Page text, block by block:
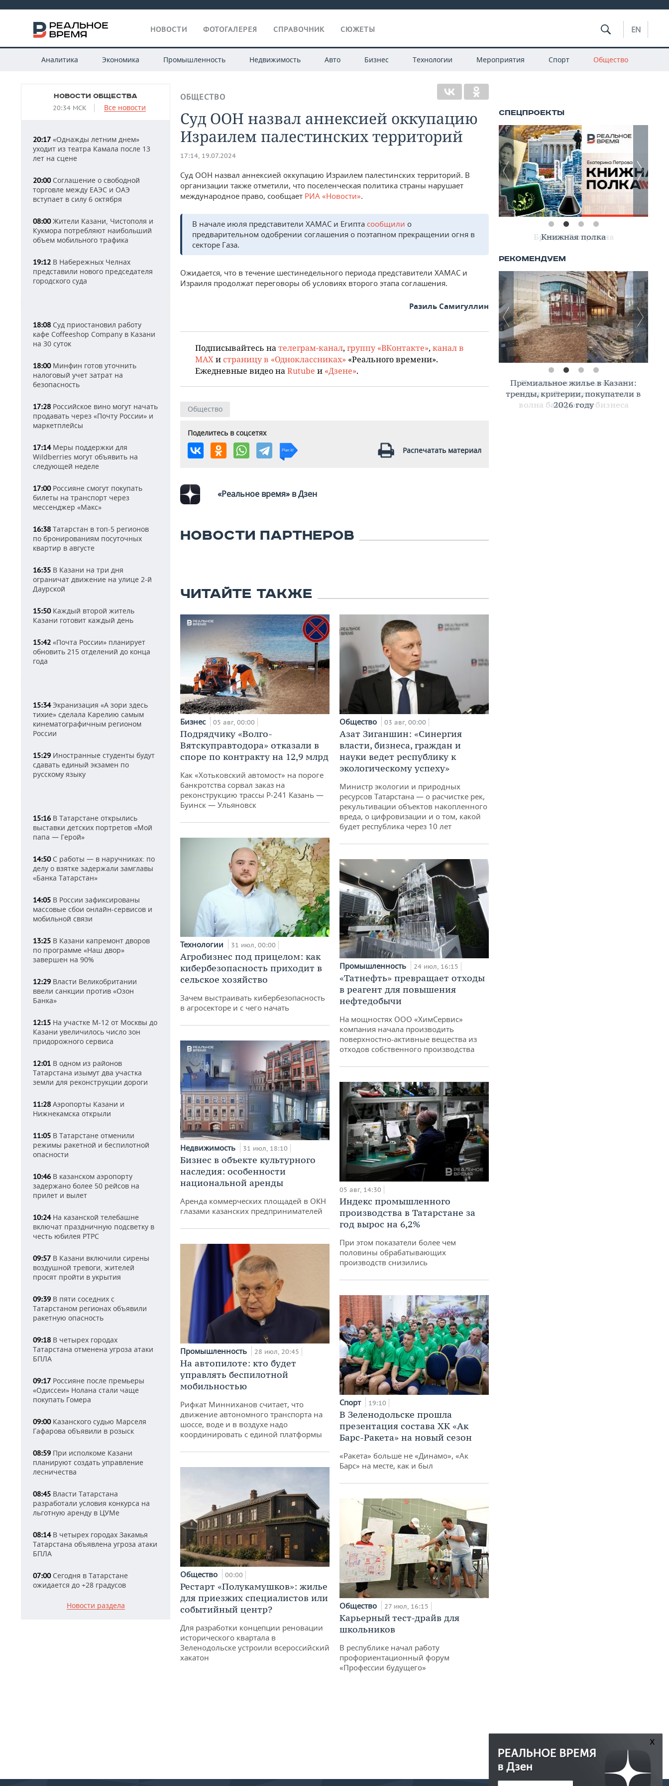
НОВОСТИ ФОТОГАЛЕРЕЯ СПРАВОЧНИК СЮЖЕТЫ EN
Аналитика Экономика Промышленность Недвижимость Авто Бизнес Технологии Мероприятия Спорт Общество
НОВОСТИ ОБЩЕСТВА
20:34 МСК Все новости
20:17 «Однажды летним днем»
уходит из театра Камала после 13
лет на сцене
20:00Соглашение о свободной
торговле между ЕАЭС и ОАЭ
вступает в силу 6 октября
08:00Жители Казани, Чистополя и
Кукмора потребляют наибольший
объем мобильного трафика
19:12 В Набережных Челнах
представили нового председателя
городского суда
18:08 Суд приостановил работу
кафе Coffeeshop Company в Казани
на 30 суток
18:00Минфин готов уточнить
налоговый учет затрат на
безопасность
17:28 Российское вино могут начать
продавать через «Почту России» и
маркетплейсы
17:14Меры поддержки для
Wildberries могут объявить на
следующей неделе
17:00Россияне смогут покупать
билеты на транспорт через
мессенджер «Макс»
16:38 Татарстан в топ-5 регионов
по бронированиям посуточных
квартир в августе
16:35 В Казани на три дня
ограничат движение на улице 2-й
Даурской
15:50Каждый второй житель
Казани готовит каждый день
15:42 «Почта России» планирует
обновить 215 отделений до конца
года
15:34Экранизация «А зори здесь
тихие» сделала Карелию самым
кинематографичным регионом
России
15:29 Иностранные студенты будут
сдавать единый экзамен по
русскому языку
15:16 В Татарстане открылись
выставки детских портретов «Мой
папа — Герой»
14:50С работы — в наручниках: по
делу о взятке задержали замглавы
«Банка Татарстан»
14:05 В России зафиксированы
массовые сбои онлайн-сервисов и
мобильной связи
13:25 В Казани капремонт дворов
по программе «Наш двор»
завершен на 90%
12:29 Власти Великобритании
ввели санкции против «Озон
Банка»
12:15 На участке М-12 от Москвы до
Казани увеличилось число зон
придорожного сервиса
12:01 В одном из районов
Татарстана изымут два участка
земли для реконструкции дороги
11:28 Аэропорты Казани и
Нижнекамска открыли
11:05 В Татарстане отменили
режимы ракетной и беспилотной
опасности
10:46 В казанском аэропорту
задержано более 50 рейсов на
прилет и вылет
10:24На казанской телебашне
включат праздничную подсветку в
честь юбилея РТРС
09:57 В Казани включили сирены
воздушной тревоги, жителей
просят пройти в укрытия
09:39 В пяти соседних с
Татарстаном регионах объявили
ракетную опасность
09:18 В четырех городах
Татарстана отменена угроза атаки
БПЛА
09:17 Россияне после премьеры
«Одиссеи» Нолана стали чаще
покупать Гомера
09:00Казанского судью Марселя
Гафарова объявили в розыск
08:59 При исполкоме Казани
планируют создать управление
лесничества
08:45 Власти Татарстана
разработали условия конкурса на
льготную аренду в ЦУМе
08:14В четырех городах Закамья
Татарстана объявлена угроза атаки
БПЛА
07:00Сегодня в Татарстане
ожидается до +28 градусов
Новости раздела
ОБЩЕСТВО
Суд ООН назвал аннексией оккупацию
Израилем палестинских территорий
17:14, 19.07.2024
Суд ООН назвал аннексией оккупацию Израилем палестинских территорий. В
организации также отметили, что поселенческая политика страны нарушает
международное право, сообщает РИА «Новости».
В начале июля представители ХАМАС и Египта сообщили о
предварительном одобрении соглашения о поэтапном прекращении огня в
секторе Газа.
Ожидается, что в течение шестинедельного периода представители ХАМАС и
Израиля продолжат переговоры об условиях второго этапа соглашения.
Разиль Самигуллин
Подписывайтесь на телеграм-канал, группу «ВКонтакте», канал в
MAX и страницу в «Одноклассниках» «Реального времени».
Ежедневные видео на Rutube и «Дзене».
Общество
Поделитесь в соцсетях
Распечатать материал
«Реальное время» в Дзен
НОВОСТИ ПАРТНЕРОВ
ЧИТАЙТЕ ТАКЖЕ
Бизнес 05 авг, 00:00
Подрядчику «Волго-
Вятскуправтодора» отказали в
споре по контракту на 12,9 млрд
Как «Хотьковский автомост» на пороге
банкротства сорвал заказ на
реконструкцию трассы Р‑241 Казань —
Буинск — Ульяновск
Технологии 31 июл, 00:00
Агробизнес под прицелом: как
кибербезопасность приходит в
сельское хозяйство
Зачем выстраивать кибербезопасность
в агросекторе и с чего начать
Недвижимость 31 июл, 18:10
Бизнес в объекте культурного
наследия: особенности
национальной аренды
Аренда коммерческих площадей в ОКН
глазами казанских предпринимателей
Промышленность 28 июл, 20:45
На автопилоте: кто будет
управлять беспилотной
мобильностью
Рифкат Минниханов считает, что
движение автономного транспорта на
шоссе, воде и в воздухе надо
координировать с единой платформы
Общество 00:00
Рестарт «Полукамушков»: жилье
для приезжих специалистов или
событийный центр?
Для разработки концепции реновации
исторического квартала в
Зеленодольске устроили всероссийский
хакатон
Общество 03 авг, 00:00
Азат Зиганшин: «Синергия
власти, бизнеса, граждан и
науки ведет республику к
экологическому успеху»
Министр экологии и природных
ресурсов Татарстана — о расчистке рек,
рекультивации объектов накопленного
вреда, о цифровизации и о том, какой
будет республика через 10 лет
Промышленность 24 июл, 16:15
«Татнефть» превращает отходы
в реагент для повышения
нефтедобычи
На мощностях ООО «ХимСервис»
компания начала производить
поверхностно-активные вещества из
отходов собственного производства
05 авг, 14:30
Индекс промышленного
производства в Татарстане за
год вырос на 6,2%
При этом показатели более чем
половины обрабатывающих
производств снизились
Спорт 19:10
В Зеленодольске прошла
презентация состава ХК «Ак
Барс-Ракета» на новый сезон
«Ракета» больше не «Динамо», «Ак
Барс» на месте, как и был
Общество 27 июл, 16:15
Карьерный тест-драйв для
школьников
В республике начал работу
профориентационный форум
«Профессии будущего»
Книжная полка
Премиальное жилье в Казани:
тренды, критерии, покупатели в
2026 году
x